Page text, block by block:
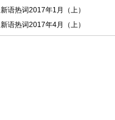
新语热词2017年1月（上）
新语热词2017年4月（上）